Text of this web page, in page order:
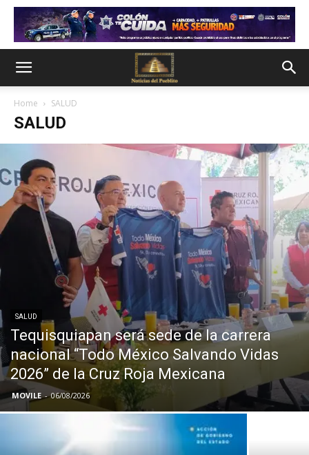
Home SALUD
SALUD
SALUD
Tequisquiapan será sede de la carrera
nacional “Todo México Salvando Vidas
2026” de la Cruz Roja Mexicana
MOVILE - 06/08/2026